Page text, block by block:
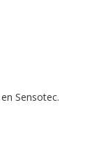
Sensotec.